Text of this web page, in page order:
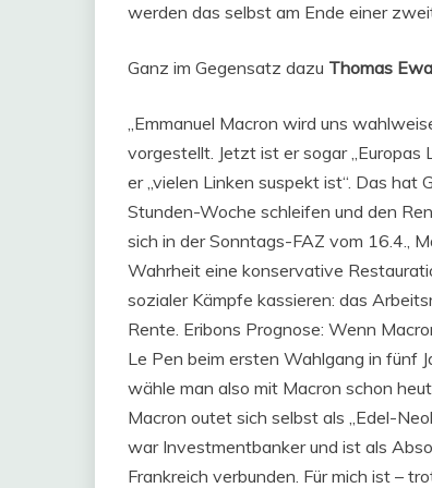
werden das selbst am Ende einer
Ganz im Gegensatz dazu Thomas
„Emmanuel Macron wird uns
vorgestellt. Jetzt ist er sogar „Europas
er „vielen Linken suspekt ist“. Das hat
Stunden-Woche schleifen und den
sich in der Sonntags-FAZ vom 16.4.,
Wahrheit eine konservative
sozialer Kämpfe kassieren: das
Rente. Eribons Prognose: Wenn
Le Pen beim ersten Wahlgang in fünf
wähle man also mit Macron schon
Macron outet sich selbst als „Edel-
war Investmentbanker und ist als
Frankreich verbunden. Für mich ist –